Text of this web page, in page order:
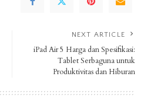
NEXT ARTICLE
iPad Air 5 Harga dan Spesifikasi:
Tablet Serbaguna untuk
Produktivitas dan Hiburan